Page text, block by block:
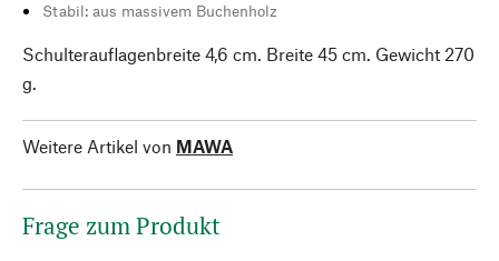
Stabil: aus massivem Buchenholz
Schulterauflagenbreite 4,6 cm. Breite 45 cm. Gewicht 270
g.
Weitere Artikel von MAWA
Frage zum Produkt